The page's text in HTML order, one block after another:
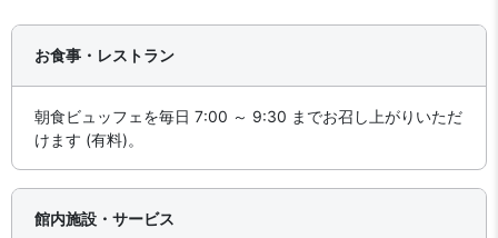
お食事・レストラン
朝食ビュッフェを毎日 7:00 ～ 9:30 までお召し上がりいただ
けます (有料)。
館内施設・サービス